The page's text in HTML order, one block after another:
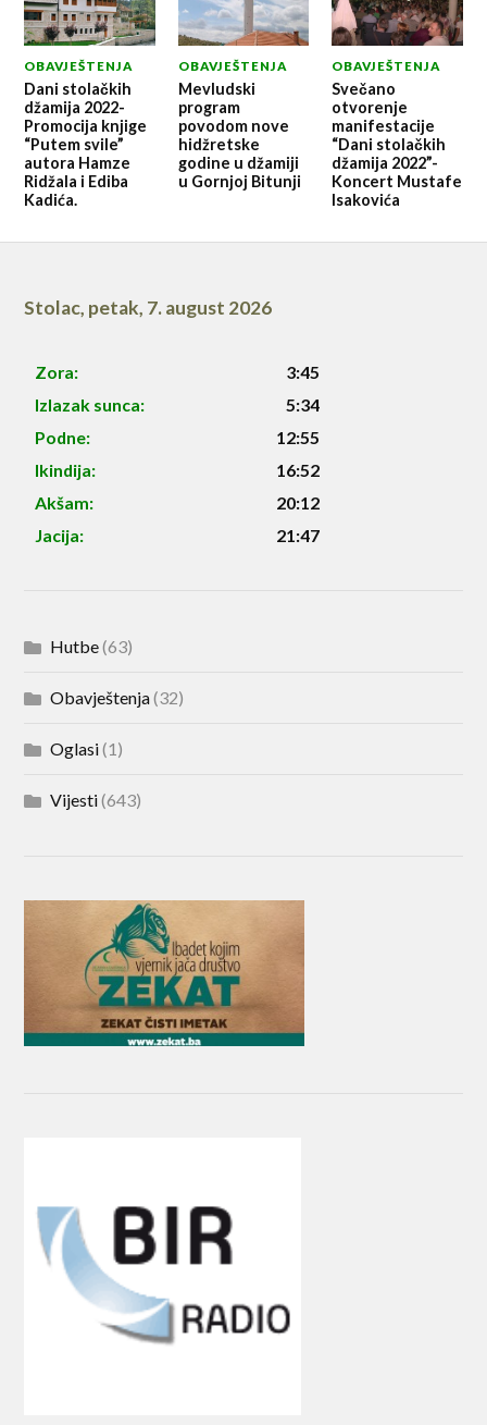
OBAVJEŠTENJA
Dani stolačkih
džamija 2022-
Promocija knjige
“Putem svile”
autora Hamze
Ridžala i Ediba
Kadića.
OBAVJEŠTENJA
Mevludski
program
povodom nove
hidžretske
godine u džamiji
u Gornjoj Bitunji
OBAVJEŠTENJA
Svečano
otvorenje
manifestacije
“Dani stolačkih
džamija 2022”-
Koncert Mustafe
Isakovića
Stolac, petak, 7. august 2026
Zora:
3:45
Izlazak sunca:
5:34
Podne:
12:55
Ikindija:
16:52
Akšam:
20:12
Jacija:
21:47
Hutbe(63)
Obavještenja(32)
Oglasi(1)
Vijesti(643)